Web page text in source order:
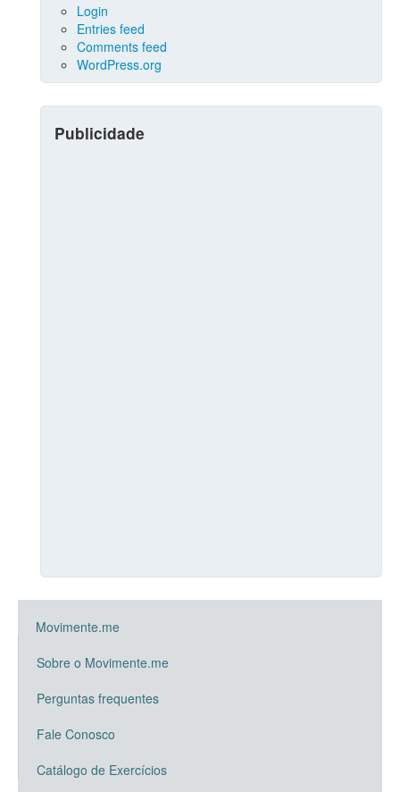
Login
Entries feed
Comments feed
WordPress.org
Publicidade
Movimente.me
Sobre o Movimente.me
Perguntas frequentes
Fale Conosco
Catálogo de Exercícios